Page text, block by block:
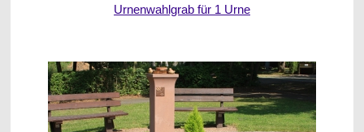
Urnenwahlgrab für 1 Urne